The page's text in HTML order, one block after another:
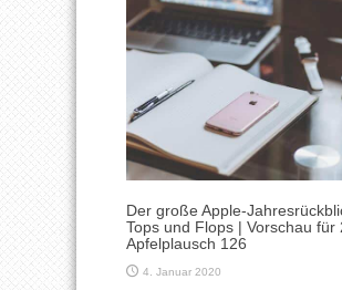
Der große Apple-
Tops und Flops | Vorschau für
Apfelplausch 126
4. Januar 2020